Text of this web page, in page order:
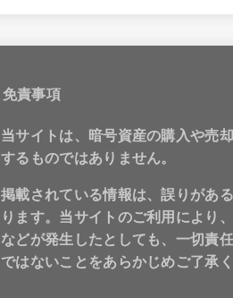
免責事項
当サイトは、暗号資産の購入や売
するものではありません。
掲載されている情報は、誤りがあ
ります。当サイトのご利用により
などが発生したとしても、一切責
ではないことをあらかじめご了承く